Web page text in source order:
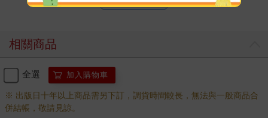
「你為何如此關心人家的婚姻問題啊？」肥妹甜笑：「你壞
「啊？是妳叫我加多點醬……」
「不跟妳糾纏。」無所謂，隨便她愛怎說就怎說。
這個被肥妹任意調戲的浪哥哥，是我。我叫張浪，今年四十五
歲；因為一頭銀白髮，大概別人會以為我更老一點。也罷。
三年前我來到元朗錦田市，頂手一家在舊式村屋地下經營的小
相關商品
全選 加入購物車
※ 出版日十年以上商品需另下訂，調貨時間較長，無法與一般商品合
併結帳，敬請見諒。